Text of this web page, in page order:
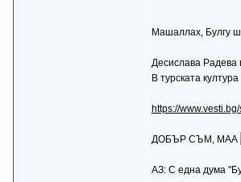
Maшаллах, Булгу
Десислава Радева
В турската
https://
ДОБЪР СЪМ, МАА
АЗ: С една дума